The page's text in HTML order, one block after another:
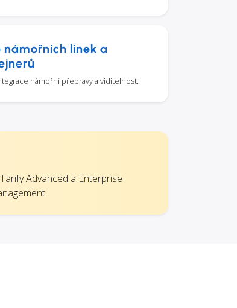
linek a
námořní přepravy a viditelnost.
Advanced a Enterprise